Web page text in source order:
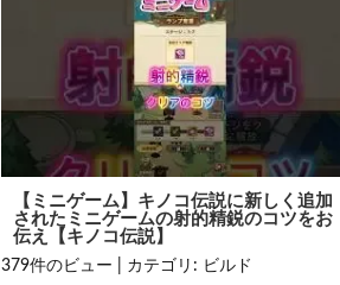
【ミニゲーム】キノコ伝説に新しく追加
されたミニゲームの射的精鋭のコツをお
伝え【キノコ伝説】
379件のビュー カテゴリ: ビルド